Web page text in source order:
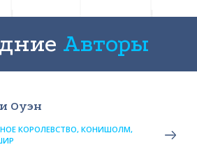
Авторы
Оуэн
КОРОЛЕВСТВО, КОНИШОЛМ,